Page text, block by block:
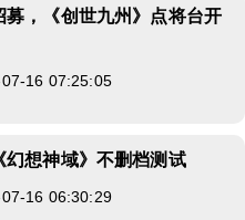
募，《创世九州》点将台开
16 07:25:05
幻想神域》不删档测试
16 06:30:29